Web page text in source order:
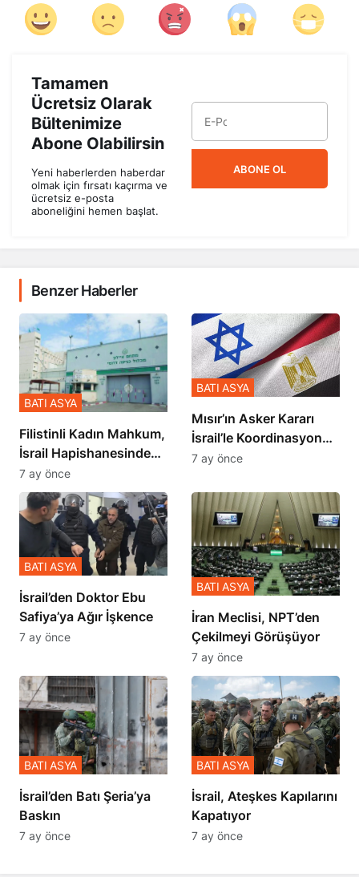
Tamamen
Ücretsiz Olarak
Bültenimize
Abone Olabilirsin
Yeni haberlerden haberdar
olmak için fırsatı kaçırma ve
ücretsiz e-posta
aboneliğini hemen başlat.
ABONE OL
Benzer Haberler
Filistinli Kadın Mahkum,
İsrail Hapishanesindeki
Zulmü Anlattı
BATI ASYA
7 ay önce
Mısır’ın Asker Kararı
İsrail’le Koordinasyon
İçinde Gerçekleşmiş
BATI ASYA
7 ay önce
İsrail’den Doktor Ebu
Safiya’ya Ağır İşkence
BATI ASYA
7 ay önce
İran Meclisi, NPT’den
Çekilmeyi Görüşüyor
BATI ASYA
7 ay önce
​​​​​​​İsrail’den Batı Şeria’ya
Baskın
BATI ASYA
7 ay önce
İsrail, Ateşkes Kapılarını
Kapatıyor
BATI ASYA
7 ay önce